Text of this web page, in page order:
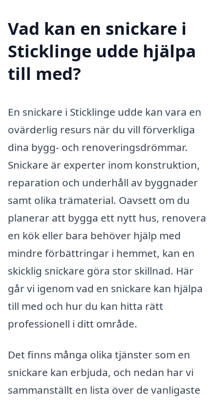
Vad kan en snickare i
Sticklinge udde hjälpa
till med?
En snickare i Sticklinge udde kan vara en
ovärderlig resurs när du vill förverkliga
dina bygg- och renoveringsdrömmar.
Snickare är experter inom konstruktion,
reparation och underhåll av byggnader
samt olika trämaterial. Oavsett om du
planerar att bygga ett nytt hus, renovera
en kök eller bara behöver hjälp med
mindre förbättringar i hemmet, kan en
skicklig snickare göra stor skillnad. Här
går vi igenom vad en snickare kan hjälpa
till med och hur du kan hitta rätt
professionell i ditt område.
Det finns många olika tjänster som en
snickare kan erbjuda, och nedan har vi
sammanställt en lista över de vanligaste